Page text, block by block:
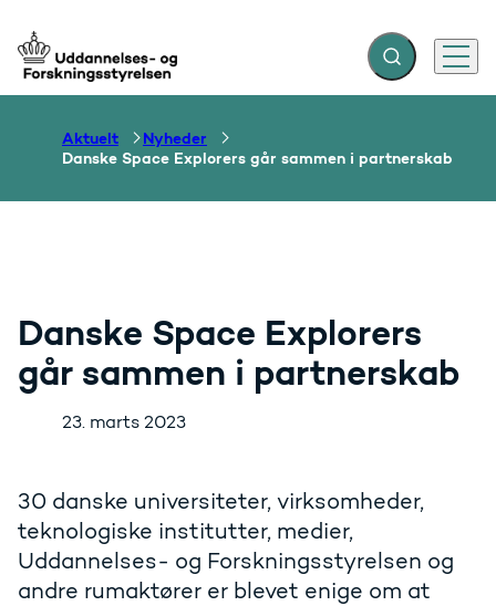
Gå til forsiden Fold søgefelt ud
Menu
Aktuelt
Nyheder
Danske Space Explorers går sammen i partnerskab
Danske Space Explorers
går sammen i partnerskab
23. marts 2023
30 danske universiteter, virksomheder,
teknologiske institutter, medier,
Uddannelses- og Forskningsstyrelsen og
andre rumaktører er blevet enige om at